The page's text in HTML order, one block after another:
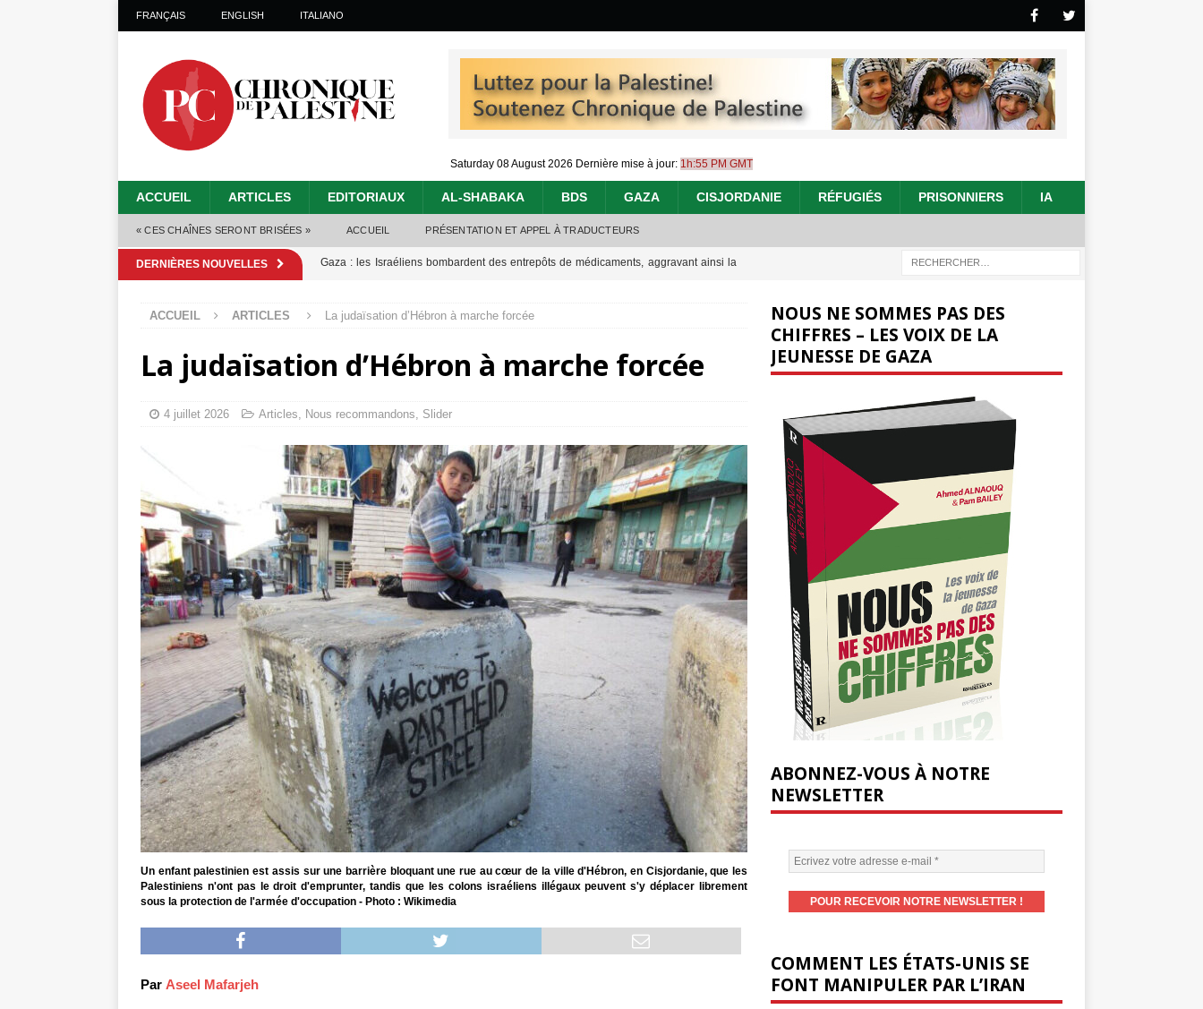
FRANÇAIS ENGLISH ITALIANO
Saturday 08 August 2026 Dernière mise à jour: 1h:55 PM GMT
ACCUEIL ARTICLES EDITORIAUX AL-SHABAKA BDS GAZA CISJORDANIE RÉFUGIÉS PRISONNIERS IA
« CES CHAÎNES SERONT BRISÉES » ACCUEIL PRÉSENTATION ET APPEL À TRADUCTEURS
DERNIÈRES NOUVELLES Gaza : les Israéliens bombardent des entrepôts de médicaments, aggravant ainsi la
Capituler ou mourir : le « processus de paix » à Gaza et la propagande occidentale
6 août 2026 ]
Les Israéliens effacent les preuves du génocide à Gaza
La promesse que j’ai faite à Ismail al-Ghoul[ 8 août 2026 ]
ACCUEIL ARTICLES La judaïsation d’Hébron à marche forcée
La judaïsation d’Hébron à marche forcée
4 juillet 2026 Articles, Nous recommandons, Slider
Un enfant palestinien est assis sur une barrière bloquant une rue au cœur de la ville d'Hébron, en Cisjordanie, que les
Palestiniens n'ont pas le droit d'emprunter, tandis que les colons israéliens illégaux peuvent s'y déplacer librement
sous la protection de l'armée d'occupation - Photo : Wikimedia
Par Aseel Mafarjeh
NOUS NE SOMMES PAS DES
CHIFFRES – LES VOIX DE LA
JEUNESSE DE GAZA
ABONNEZ-VOUS À NOTRE
NEWSLETTER
COMMENT LES ÉTATS-UNIS SE
FONT MANIPULER PAR L’IRAN